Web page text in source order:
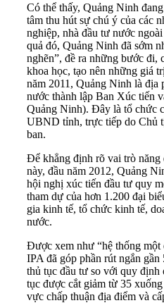
Có thể thấy, Quảng Ninh
tâm thu hút sự chú ý của các
nghiệp, nhà đầu tư nước
quả đó, Quảng Ninh đã sớm
nghẽn”, đề ra những bước đi,
khoa học, tạo nên những giá
năm 2011, Quảng Ninh là địa
nước thành lập Ban Xúc tiến
Quảng Ninh). Đây là tổ chức
UBND tỉnh, trực tiếp do Chủ
ban.
Để khẳng định rõ vai trò năng
này, đầu năm 2012, Quảng
hội nghị xúc tiến đầu tư quy
tham dự của hơn 1.200 đại
gia kinh tế, tổ chức kinh tế,
nước.
Được xem như “hệ thống một
IPA đã góp phần rút ngắn
thủ tục đầu tư so với quy định
tục được cắt giảm từ 35
vực chấp thuận địa điểm và